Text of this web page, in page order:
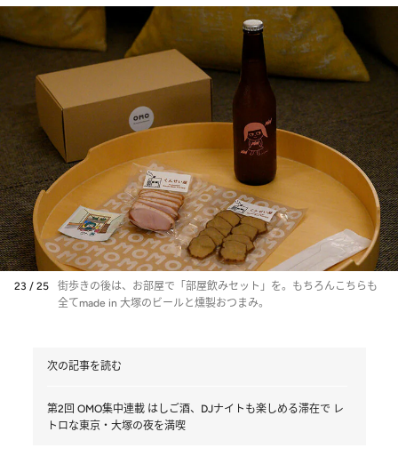
23 / 25
街歩きの後は、お部屋で「部屋飲みセット」を。もちろんこちらも
全てmade in 大塚のビールと燻製おつまみ。
次の記事を読む
第2回 OMO集中連載 はしご酒、DJナイトも楽しめる滞在で レ
トロな東京・大塚の夜を満喫